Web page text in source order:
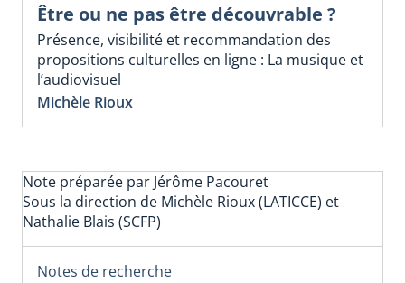
Être ou ne pas être découvrable ?
Présence, visibilité et recommandation des
propositions culturelles en ligne : La musique et
l’audiovisuel
Michèle Rioux
Note préparée par Jérôme Pacouret
Sous la direction de Michèle Rioux (LATICCE) et
Nathalie Blais (SCFP)
Notes de recherche